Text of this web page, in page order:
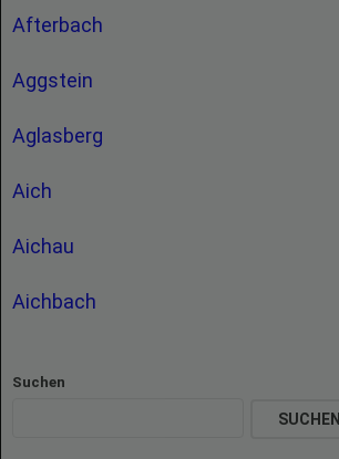
Afterbach
Aggstein
Aglasberg
Aich
Aichau
Aichbach
Suchen
SUCHEN